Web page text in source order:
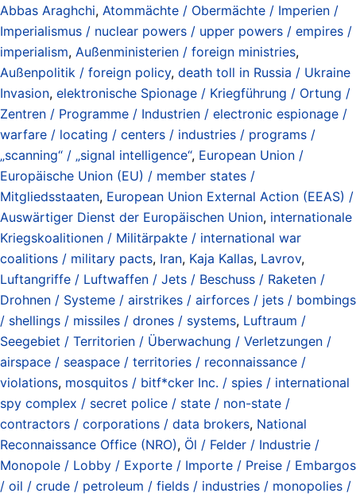
Abbas Araghchi, Atommächte / Obermächte / Imperien /
Imperialismus / nuclear powers / upper powers / empires /
imperialism, Außenministerien / foreign ministries,
Außenpolitik / foreign policy, death toll in Russia / Ukraine
Invasion, elektronische Spionage / Kriegführung / Ortung /
Zentren / Programme / Industrien / electronic espionage /
warfare / locating / centers / industries / programs /
„scanning“ / „signal intelligence“, European Union /
Europäische Union (EU) / member states /
Mitgliedsstaaten, European Union External Action (EEAS) /
Auswärtiger Dienst der Europäischen Union, internationale
Kriegskoalitionen / Militärpakte / international war
coalitions / military pacts, Iran, Kaja Kallas, Lavrov,
Luftangriffe / Luftwaffen / Jets / Beschuss / Raketen /
Drohnen / Systeme / airstrikes / airforces / jets / bombings
/ shellings / missiles / drones / systems, Luftraum /
Seegebiet / Territorien / Überwachung / Verletzungen /
airspace / seaspace / territories / reconnaissance /
violations, mosquitos / bitf*cker Inc. / spies / international
spy complex / secret police / state / non-state /
contractors / corporations / data brokers, National
Reconnaissance Office (NRO), Öl / Felder / Industrie /
Monopole / Lobby / Exporte / Importe / Preise / Embargos
/ oil / crude / petroleum / fields / industries / monopolies /